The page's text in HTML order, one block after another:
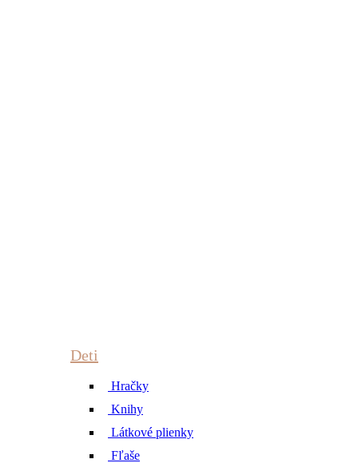
Deti
Hračky
Knihy
Látkové plienky
Fľaše